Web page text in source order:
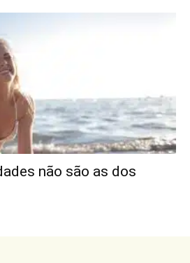
não são as dos